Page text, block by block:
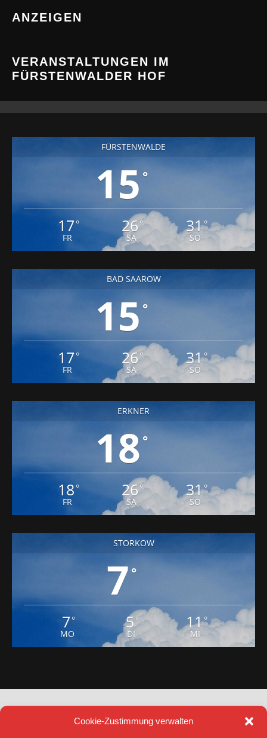
Cookie-Zustimmung verwalten
ANZEIGEN
VERANSTALTUNGEN IM
FÜRSTENWALDER HOF
FÜRSTENWALDE
15 °
17 °
FR
26°
SA
31°
SO
BAD SAAROW
15 °
17 °
FR
26°
SA
31°
SO
ERKNER
18 °
18 °
FR
26°
SA
31°
SO
STORKOW
7°
7 °
MO
5°
DI
11°
MI